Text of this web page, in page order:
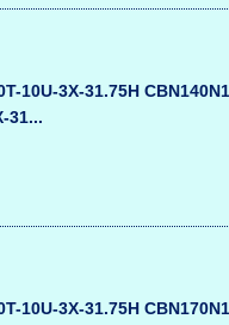
3X-31.75H
31...
3X-31.75H